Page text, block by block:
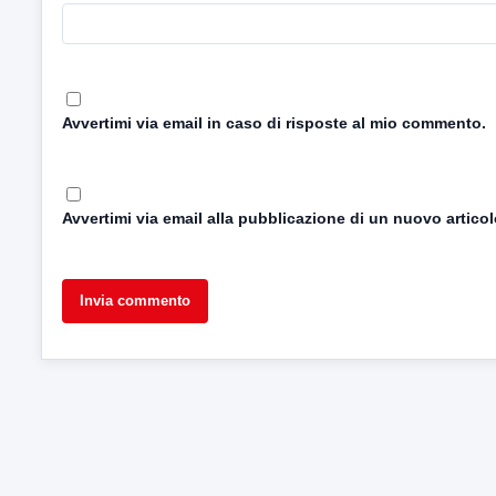
Avvertimi via email in caso di risposte al mio commento.
Avvertimi via email alla pubblicazione di un nuovo